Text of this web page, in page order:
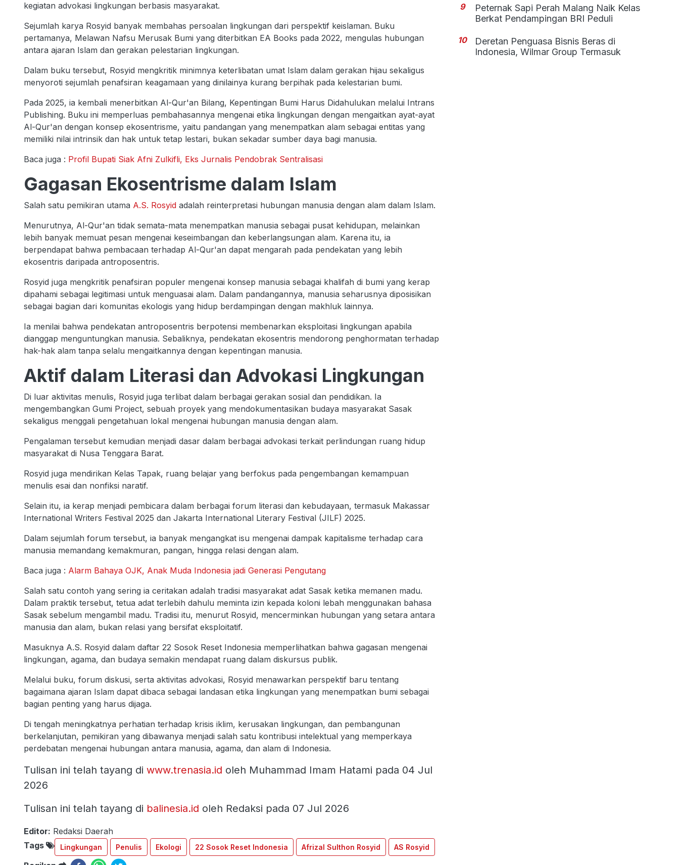
kegiatan advokasi lingkungan berbasis masyarakat.
Sejumlah karya Rosyid banyak membahas persoalan lingkungan dari perspektif keislaman. Buku
pertamanya, Melawan Nafsu Merusak Bumi yang diterbitkan EA Books pada 2022, mengulas hubungan
antara ajaran Islam dan gerakan pelestarian lingkungan.
Dalam buku tersebut, Rosyid mengkritik minimnya keterlibatan umat Islam dalam gerakan hijau sekaligus
menyoroti sejumlah penafsiran keagamaan yang dinilainya kurang berpihak pada kelestarian bumi.
Pada 2025, ia kembali menerbitkan Al-Qur'an Bilang, Kepentingan Bumi Harus Didahulukan melalui Intrans
Publishing. Buku ini memperluas pembahasannya mengenai etika lingkungan dengan mengaitkan ayat-ayat
Al-Qur'an dengan konsep ekosentrisme, yaitu pandangan yang menempatkan alam sebagai entitas yang
memiliki nilai intrinsik dan hak untuk tetap lestari, bukan sekadar sumber daya bagi manusia.
Baca juga : Profil Bupati Siak Afni Zulkifli, Eks Jurnalis Pendobrak Sentralisasi
Gagasan Ekosentrisme dalam Islam
Salah satu pemikiran utama A.S. Rosyid adalah reinterpretasi hubungan manusia dengan alam dalam Islam.
Menurutnya, Al-Qur'an tidak semata-mata menempatkan manusia sebagai pusat kehidupan, melainkan
lebih banyak memuat pesan mengenai keseimbangan dan keberlangsungan alam. Karena itu, ia
berpendapat bahwa pembacaan terhadap Al-Qur'an dapat mengarah pada pendekatan yang lebih
ekosentris daripada antroposentris.
Rosyid juga mengkritik penafsiran populer mengenai konsep manusia sebagai khalifah di bumi yang kerap
dipahami sebagai legitimasi untuk menguasai alam. Dalam pandangannya, manusia seharusnya diposisikan
sebagai bagian dari komunitas ekologis yang hidup berdampingan dengan makhluk lainnya.
Ia menilai bahwa pendekatan antroposentris berpotensi membenarkan eksploitasi lingkungan apabila
dianggap menguntungkan manusia. Sebaliknya, pendekatan ekosentris mendorong penghormatan terhadap
hak-hak alam tanpa selalu mengaitkannya dengan kepentingan manusia.
Aktif dalam Literasi dan Advokasi Lingkungan
Di luar aktivitas menulis, Rosyid juga terlibat dalam berbagai gerakan sosial dan pendidikan. Ia
mengembangkan Gumi Project, sebuah proyek yang mendokumentasikan budaya masyarakat Sasak
sekaligus menggali pengetahuan lokal mengenai hubungan manusia dengan alam.
Pengalaman tersebut kemudian menjadi dasar dalam berbagai advokasi terkait perlindungan ruang hidup
masyarakat di Nusa Tenggara Barat.
Rosyid juga mendirikan Kelas Tapak, ruang belajar yang berfokus pada pengembangan kemampuan
menulis esai dan nonfiksi naratif.
Selain itu, ia kerap menjadi pembicara dalam berbagai forum literasi dan kebudayaan, termasuk Makassar
International Writers Festival 2025 dan Jakarta International Literary Festival (JILF) 2025.
Dalam sejumlah forum tersebut, ia banyak mengangkat isu mengenai dampak kapitalisme terhadap cara
manusia memandang kemakmuran, pangan, hingga relasi dengan alam.
Baca juga : Alarm Bahaya OJK, Anak Muda Indonesia jadi Generasi Pengutang
Salah satu contoh yang sering ia ceritakan adalah tradisi masyarakat adat Sasak ketika memanen madu.
Dalam praktik tersebut, tetua adat terlebih dahulu meminta izin kepada koloni lebah menggunakan bahasa
Sasak sebelum mengambil madu. Tradisi itu, menurut Rosyid, mencerminkan hubungan yang setara antara
manusia dan alam, bukan relasi yang bersifat eksploitatif.
Masuknya A.S. Rosyid dalam daftar 22 Sosok Reset Indonesia memperlihatkan bahwa gagasan mengenai
lingkungan, agama, dan budaya semakin mendapat ruang dalam diskursus publik.
Melalui buku, forum diskusi, serta aktivitas advokasi, Rosyid menawarkan perspektif baru tentang
bagaimana ajaran Islam dapat dibaca sebagai landasan etika lingkungan yang menempatkan bumi sebagai
bagian penting yang harus dijaga.
Di tengah meningkatnya perhatian terhadap krisis iklim, kerusakan lingkungan, dan pembangunan
berkelanjutan, pemikiran yang dibawanya menjadi salah satu kontribusi intelektual yang memperkaya
perdebatan mengenai hubungan antara manusia, agama, dan alam di Indonesia.
Tulisan ini telah tayang di www.trenasia.id oleh Muhammad Imam Hatami pada 04 Jul
2026
Tulisan ini telah tayang di balinesia.id oleh Redaksi pada 07 Jul 2026
Editor: Redaksi Daerah
Tags
Lingkungan Penulis Ekologi 22 Sosok Reset Indonesia Afrizal Sulthon Rosyid AS Rosyid
9
Peternak Sapi Perah Malang Naik Kelas
Berkat Pendampingan BRI Peduli
10
Deretan Penguasa Bisnis Beras di
Indonesia, Wilmar Group Termasuk